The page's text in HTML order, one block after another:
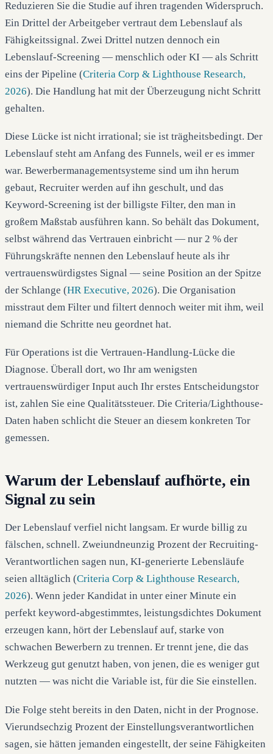
Reduzieren Sie die Studie auf ihren tragenden Widerspruch.
Ein Drittel der Arbeitgeber vertraut dem Lebenslauf als
Fähigkeitssignal. Zwei Drittel nutzen dennoch ein
Lebenslauf-Screening — menschlich oder KI — als Schritt
eins der Pipeline (Criteria Corp & Lighthouse Research,
2026). Die Handlung hat mit der Überzeugung nicht Schritt
gehalten.
Diese Lücke ist nicht irrational; sie ist trägheitsbedingt. Der
Lebenslauf steht am Anfang des Funnels, weil er es immer
war. Bewerbermanagementsysteme sind um ihn herum
gebaut, Recruiter werden auf ihn geschult, und das
Keyword-Screening ist der billigste Filter, den man in
großem Maßstab ausführen kann. So behält das Dokument,
selbst während das Vertrauen einbricht — nur 2 % der
Führungskräfte nennen den Lebenslauf heute als ihr
vertrauenswürdigstes Signal — seine Position an der Spitze
der Schlange (HR Executive, 2026). Die Organisation
misstraut dem Filter und filtert dennoch weiter mit ihm, weil
niemand die Schritte neu geordnet hat.
Für Operations ist die Vertrauen-Handlung-Lücke die
Diagnose. Überall dort, wo Ihr am wenigsten
vertrauenswürdiger Input auch Ihr erstes Entscheidungstor
ist, zahlen Sie eine Qualitätssteuer. Die Criteria/Lighthouse-
Daten haben schlicht die Steuer an diesem konkreten Tor
gemessen.
Warum der Lebenslauf aufhörte, ein
Signal zu sein
Der Lebenslauf verfiel nicht langsam. Er wurde billig zu
fälschen, schnell. Zweiundneunzig Prozent der Recruiting-
Verantwortlichen sagen nun, KI-generierte Lebensläufe
seien alltäglich (Criteria Corp & Lighthouse Research,
2026). Wenn jeder Kandidat in unter einer Minute ein
perfekt keyword-abgestimmtes, leistungsdichtes Dokument
erzeugen kann, hört der Lebenslauf auf, starke von
schwachen Bewerbern zu trennen. Er trennt jene, die das
Werkzeug gut genutzt haben, von jenen, die es weniger gut
nutzten — was nicht die Variable ist, für die Sie einstellen.
Die Folge steht bereits in den Daten, nicht in der Prognose.
Vierundsechzig Prozent der Einstellungsverantwortlichen
sagen, sie hätten jemanden eingestellt, der seine Fähigkeiten